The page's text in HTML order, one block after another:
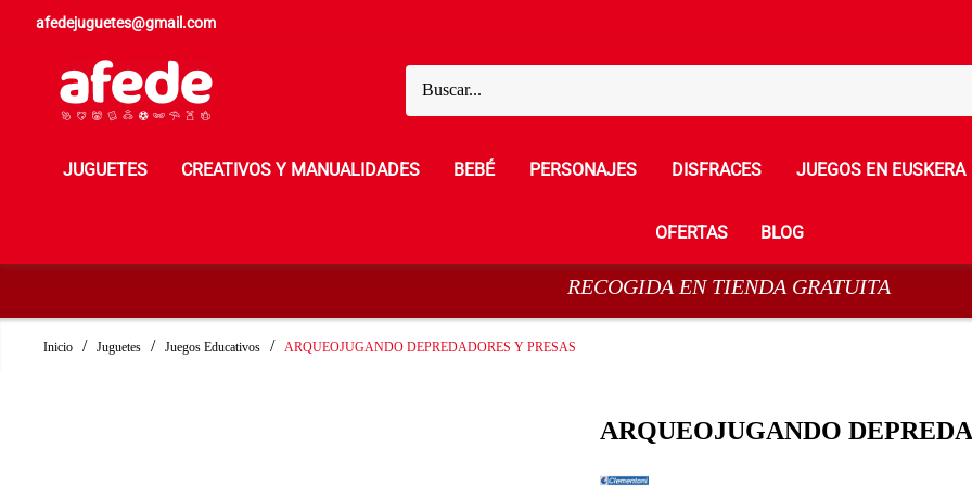
afedejuguetes@gmail.com
JUGUETES CREATIVOS Y MANUALIDADES BEBÉ PERSONAJES DISFRACES JUEGOS EN EUSKERA
OFERTAS BLOG
RECOGIDA EN TIENDA GRATUITA
Inicio Juguetes Juegos Educativos ARQUEOJUGANDO DEPREDADORES Y PRESAS
ARQUEOJUGANDO